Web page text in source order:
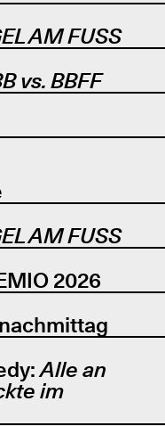
AM FUSS
vs. BBFF
AM FUSS
2026
Alle an
im